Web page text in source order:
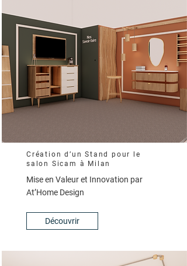
Création d’un Stand pour le
salon Sicam à Milan
Mise en Valeur et Innovation par
At’Home Design
Découvrir